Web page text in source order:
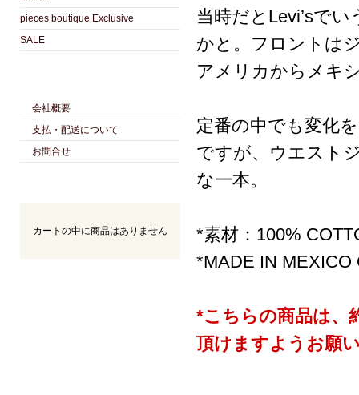
pieces boutique Exclusive
SALE
会社概要
支払・配送について
お問合せ
カートの中に商品はありません
当時だとLevi’sで
かと。フロントは
アメリカからメキ
定番の中でも変化
ですが、ウエスト
な一本。
*素材：100%
*MADE IN MEXICO
*こちらの商品は、
頂けますようお願